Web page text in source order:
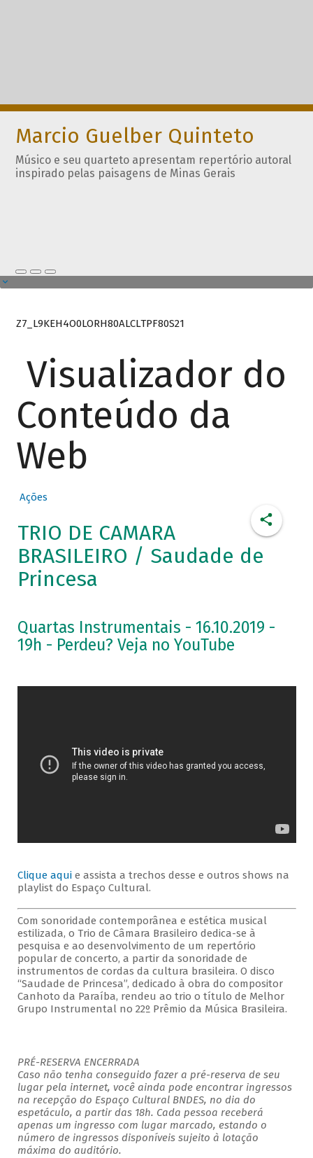
Marcio Guelber Quinteto
Músico e seu quarteto apresentam repertório autoral
inspirado pelas paisagens de Minas Gerais
Z7_L9KEH4O0LORH80ALCLTPF80S21
Visualizador do
Conteúdo da
Web
Ações
TRIO DE CAMARA
BRASILEIRO / Saudade de
Princesa
Quartas Instrumentais - 16.10.2019 -
19h - Perdeu? Veja no YouTube
Clique aquie assista a trechos desse e outros shows na
playlist do Espaço Cultural.
Com sonoridade contemporânea e estética musical
estilizada, o Trio de Câmara Brasileiro dedica-se à
pesquisa e ao desenvolvimento de um repertório
popular de concerto, a partir da sonoridade de
instrumentos de cordas da cultura brasileira. O disco
“Saudade de Princesa”, dedicado à obra do compositor
Canhoto da Paraíba, rendeu ao trio o título de Melhor
Grupo Instrumental no 22º Prêmio da Música Brasileira.
PRÉ-RESERVA ENCERRADA
Caso não tenha conseguido fazer a pré-reserva de seu
lugar pela internet, você ainda pode encontrar ingressos
na recepção do Espaço Cultural BNDES, no dia do
espetáculo, a partir das 18h. Cada pessoa receberá
apenas um ingresso com lugar marcado, estando o
número de ingressos disponíveis sujeito à lotação
máxima do auditório.